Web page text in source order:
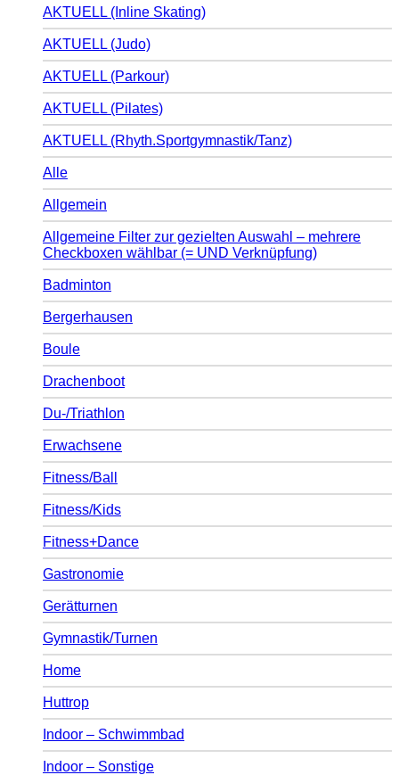
AKTUELL (Inline Skating)
AKTUELL (Judo)
AKTUELL (Parkour)
AKTUELL (Pilates)
AKTUELL (Rhyth.Sportgymnastik/Tanz)
Alle
Allgemein
Allgemeine Filter zur gezielten Auswahl – mehrere
Checkboxen wählbar (= UND Verknüpfung)
Badminton
Bergerhausen
Boule
Drachenboot
Du-/Triathlon
Erwachsene
Fitness/Ball
Fitness/Kids
Fitness+Dance
Gastronomie
Gerätturnen
Gymnastik/Turnen
Home
Huttrop
Indoor – Schwimmbad
Indoor – Sonstige